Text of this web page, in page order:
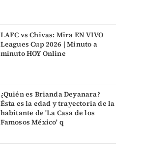
LAFC vs Chivas: Mira EN VIVO
Leagues Cup 2026 | Minuto a
minuto HOY Online
¿Quién es Brianda Deyanara?
Ésta es la edad y trayectoria de la
habitante de 'La Casa de los
Famosos México' q